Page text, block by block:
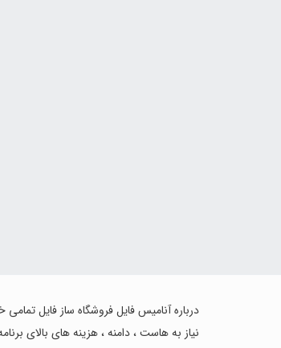
درباره آنامیس فایل فروشگاه ساز فایل
نیاز به هاست ، دامنه ، هزینه های بالای